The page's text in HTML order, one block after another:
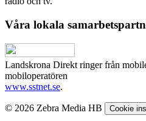
Våra lokala
Landskrona Direkt ringer från
mobiloperatören
www.sstnet.se.
© 2026 Zebra Media HB Cookie